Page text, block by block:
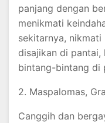
panjang dengan
menikmati
sekitarnya, nikmati
disajikan di pantai,
bintang-bintang di
2. Maspalomas,
Canggih dan